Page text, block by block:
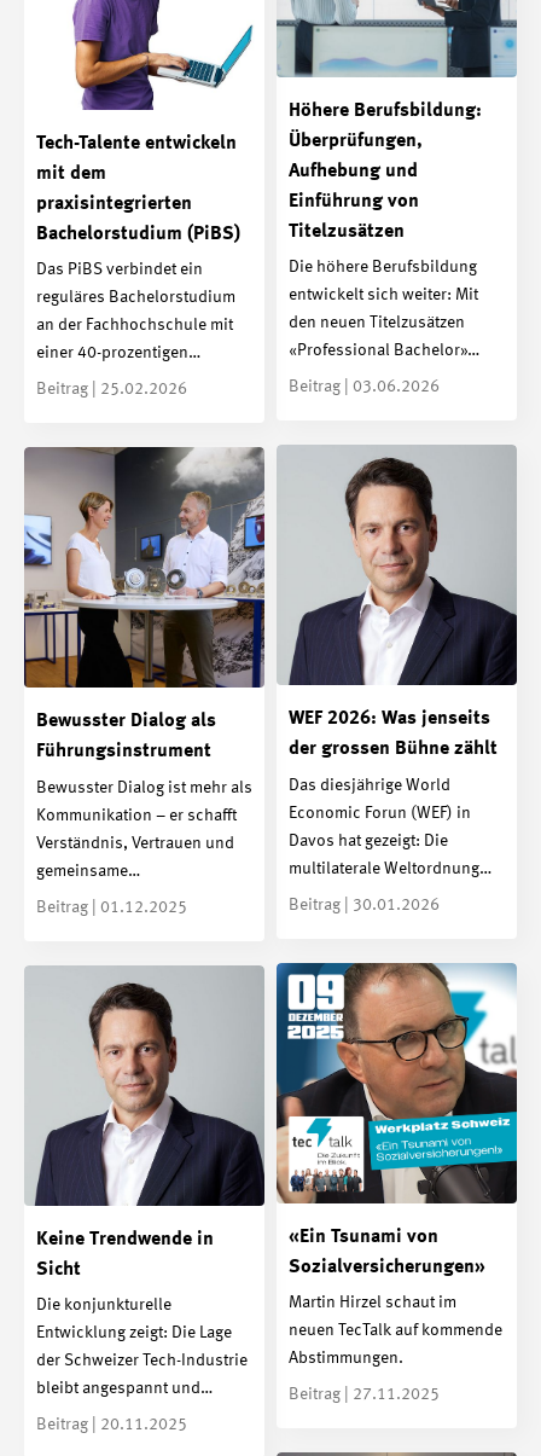
Höhere Berufsbildung:
Überprüfungen,
Aufhebung und
Einführung von
Titelzusätzen
Die höhere Berufsbildung
entwickelt sich weiter: Mit
den neuen Titelzusätzen
«Professional Bachelor»…
Beitrag | 03.06.2026
Tech-Talente entwickeln
mit dem
praxisintegrierten
Bachelorstudium (PiBS)
Das PiBS verbindet ein
reguläres Bachelorstudium
an der Fachhochschule mit
einer 40-prozentigen…
Beitrag | 25.02.2026
WEF 2026: Was jenseits
der grossen Bühne zählt
Das diesjährige World
Economic Forun (WEF) in
Davos hat gezeigt: Die
multilaterale Weltordnung…
Beitrag | 30.01.2026
Bewusster Dialog als
Führungsinstrument
Bewusster Dialog ist mehr als
Kommunikation – er schafft
Verständnis, Vertrauen und
gemeinsame…
Beitrag | 01.12.2025
«Ein Tsunami von
Sozialversicherungen»
Martin Hirzel schaut im
neuen TecTalk auf kommende
Abstimmungen.
Beitrag | 27.11.2025
Keine Trendwende in
Sicht
Die konjunkturelle
Entwicklung zeigt: Die Lage
der Schweizer Tech-Industrie
bleibt angespannt und…
Beitrag | 20.11.2025